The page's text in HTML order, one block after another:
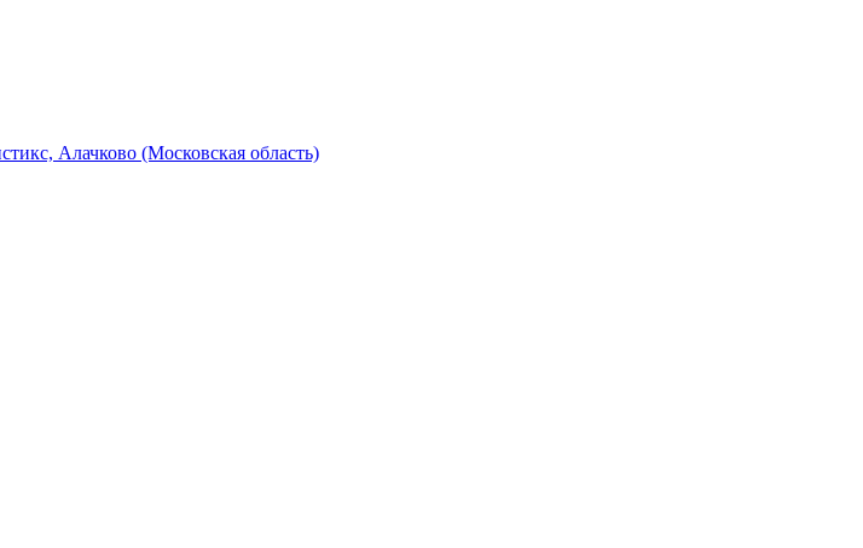
Алачково (Московская область)